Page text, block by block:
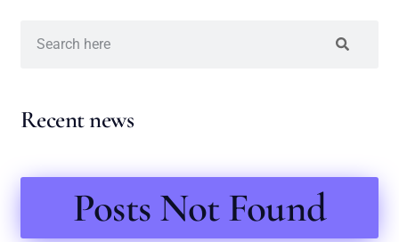
Recent news
Posts Not Found